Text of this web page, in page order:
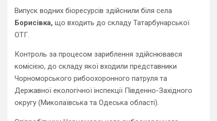
Випуск водних біоресурсів здійснили біля села
Борисівка, що входить до складу Татарбунарської
ОТГ.
Контроль за процесом зариблення здійснювався
комісією, до складу якої входили представники
Чорноморського рибоохоронного патруля та
Державної екологічної інспекції Південно-Західного
округу (Миколаївська та Одеська області).